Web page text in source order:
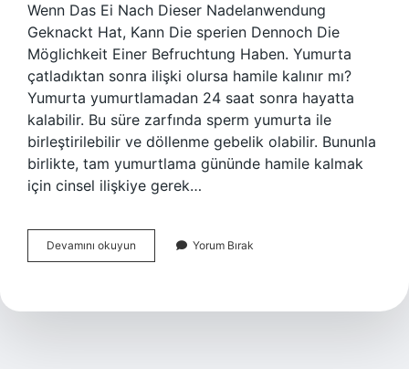
Wenn Das Ei Nach Dieser Nadelanwendung
Geknackt Hat, Kann Die sperien Dennoch Die
Möglichkeit Einer Befruchtung Haben. Yumurta
çatladıktan sonra ilişki olursa hamile kalınır mı?
Yumurta yumurtlamadan 24 saat sonra hayatta
kalabilir. Bu süre zarfında sperm yumurta ile
birleştirilebilir ve döllenme gebelik olabilir. Bununla
birlikte, tam yumurtlama gününde hamile kalmak
için cinsel ilişkiye gerek…
Devamını okuyun Kadınlarda
Yumurta
Olur
Yorum Bırak